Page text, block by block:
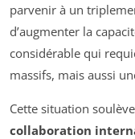
parvenir à un
d’augmenter la
considérable qui
massifs, mais aussi
Cette situation
collaboration